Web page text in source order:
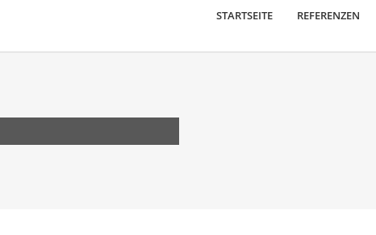
STARTSEITE REFERENZEN